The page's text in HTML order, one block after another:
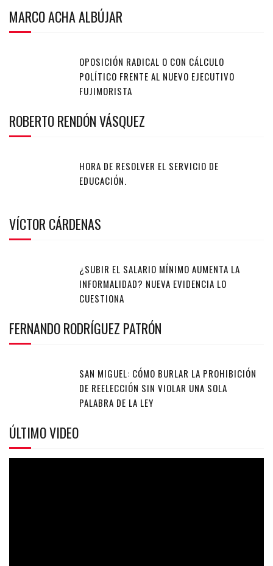
MARCO ACHA ALBÚJAR
OPOSICIÓN RADICAL O CON CÁLCULO
POLÍTICO FRENTE AL NUEVO EJECUTIVO
FUJIMORISTA
ROBERTO RENDÓN VÁSQUEZ
HORA DE RESOLVER EL SERVICIO DE
EDUCACIÓN.
VÍCTOR CÁRDENAS
¿SUBIR EL SALARIO MÍNIMO AUMENTA LA
INFORMALIDAD? NUEVA EVIDENCIA LO
CUESTIONA
FERNANDO RODRÍGUEZ PATRÓN
SAN MIGUEL: CÓMO BURLAR LA PROHIBICIÓN
DE REELECCIÓN SIN VIOLAR UNA SOLA
PALABRA DE LA LEY
ÚLTIMO VIDEO